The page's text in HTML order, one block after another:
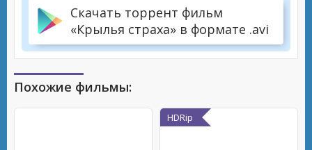
Скачать торрент фильм
«Крылья страха» в формате .avi
Похожие фильмы:
HDRip